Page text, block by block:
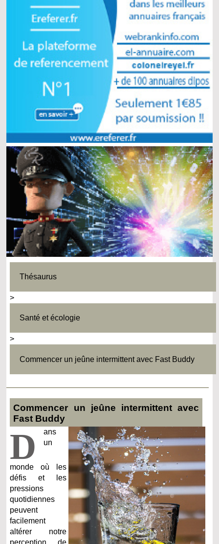
Thésaurus
>
Santé et écologie
>
Commencer un jeûne intermittent avec Fast Buddy
Commencer un jeûne intermittent avec
Fast Buddy
D
ans
un
monde où les
défis et les
pressions
quotidiennes
peuvent
facilement
altérer notre
perception de